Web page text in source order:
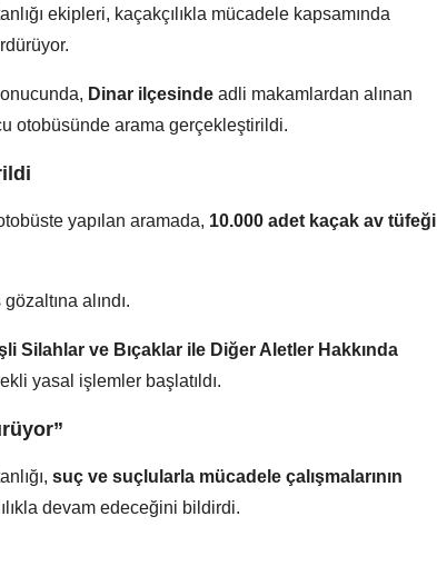
ekipleri, kaçakçılıkla mücadele kapsamında
Dinar ilçesinde adli makamlardan alınan
otobüsünde arama gerçekleştirildi.
yapılan aramada, 10.000 adet kaçak av tüfeği
alındı.
Silahlar ve Bıçaklar ile Diğer Aletler Hakkında
yasal işlemler başlatıldı.
suç ve suçlularla mücadele çalışmalarının
devam edeceğini bildirdi.